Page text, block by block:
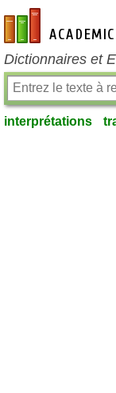
fr-academic.com
Dictionnaires et
interprétations